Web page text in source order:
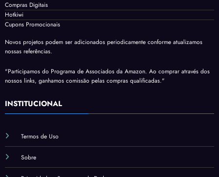
Compras Digitais
Hotkiwi
Cupons Promocionais
Novos projetos podem ser adicionados periodicamente conforme atualizamos
nossas referências.
"Participamos do Programa de Associados da Amazon. Ao comprar através dos
nossos links, ganhamos comissão pelas compras qualificadas."
INSTITUCIONAL
Termos de Uso
Sobre